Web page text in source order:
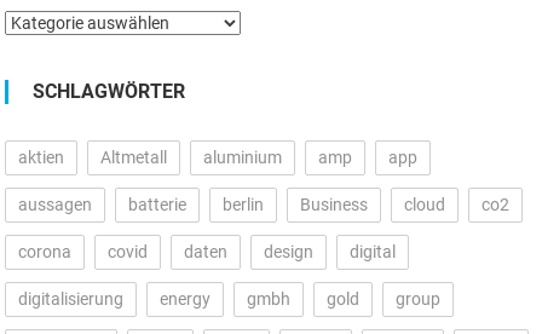
Kategorien
SCHLAGWÖRTER
aktien Altmetall aluminium amp app
aussagen batterie berlin Business cloud co2
corona covid daten design digital
digitalisierung energy gmbh gold group